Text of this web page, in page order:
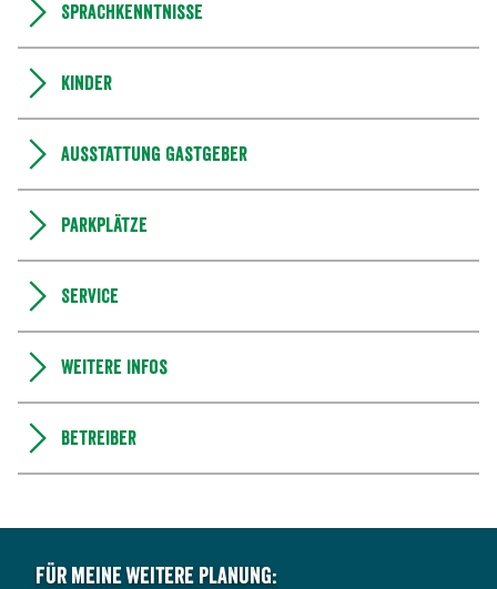
Sprachkenntnisse
Kinder
Ausstattung Gastgeber
Parkplätze
Service
Weitere Infos
Betreiber
Für meine weitere Planung: